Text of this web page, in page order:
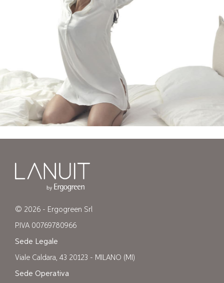
© 2026 - Ergogreen Srl
P.IVA 00769780966
Sede Legale
Viale Caldara, 43 20123 - MILANO (MI)
Sede Operativa